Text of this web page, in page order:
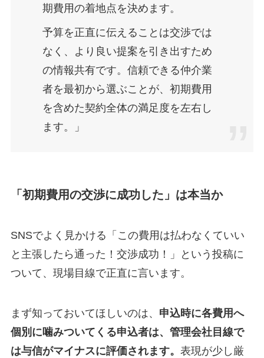
期費用の着地点を決めます。
予算を正直に伝えることは交渉では
なく、より良い提案を引き出すため
の情報共有です。信頼できる仲介業
者を最初から選ぶことが、初期費用
を含めた契約全体の満足度を左右し
ます。」
「初期費用の交渉に成功した」は本当か
SNSでよく見かける「この費用は払わなくていい
と主張したら通った！交渉成功！」という投稿に
ついて、現場目線で正直に言います。
まず知っておいてほしいのは、 申込時に各費用へ
個別に噛みついてくる申込者は、管理会社目線で
は与信がマイナスに評価されます。 表現が少し厳